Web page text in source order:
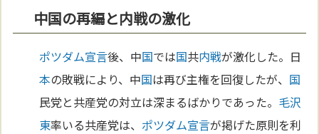
中国の再編と内戦の激化
ポツダム宣言後、中国では国共内戦が激化した。日
本の敗戦により、中国は再び主権を回復したが、 国
民党と共産党の対立は深まるばかりであった。 毛沢
東率いる共産党は、 ポツダム宣言が掲げた原則を利